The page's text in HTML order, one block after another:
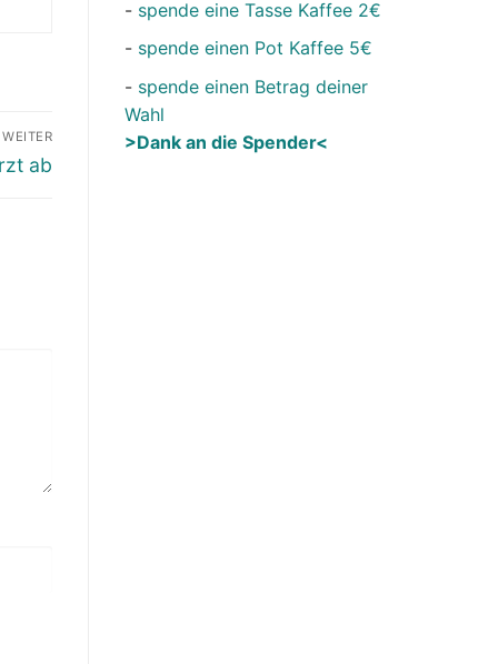
WEITER
ab
- spende eine Tasse Kaffee 2€
- spende einen Pot Kaffee 5€
- spende einen Betrag deiner
Wahl
>Dank an die Spender<